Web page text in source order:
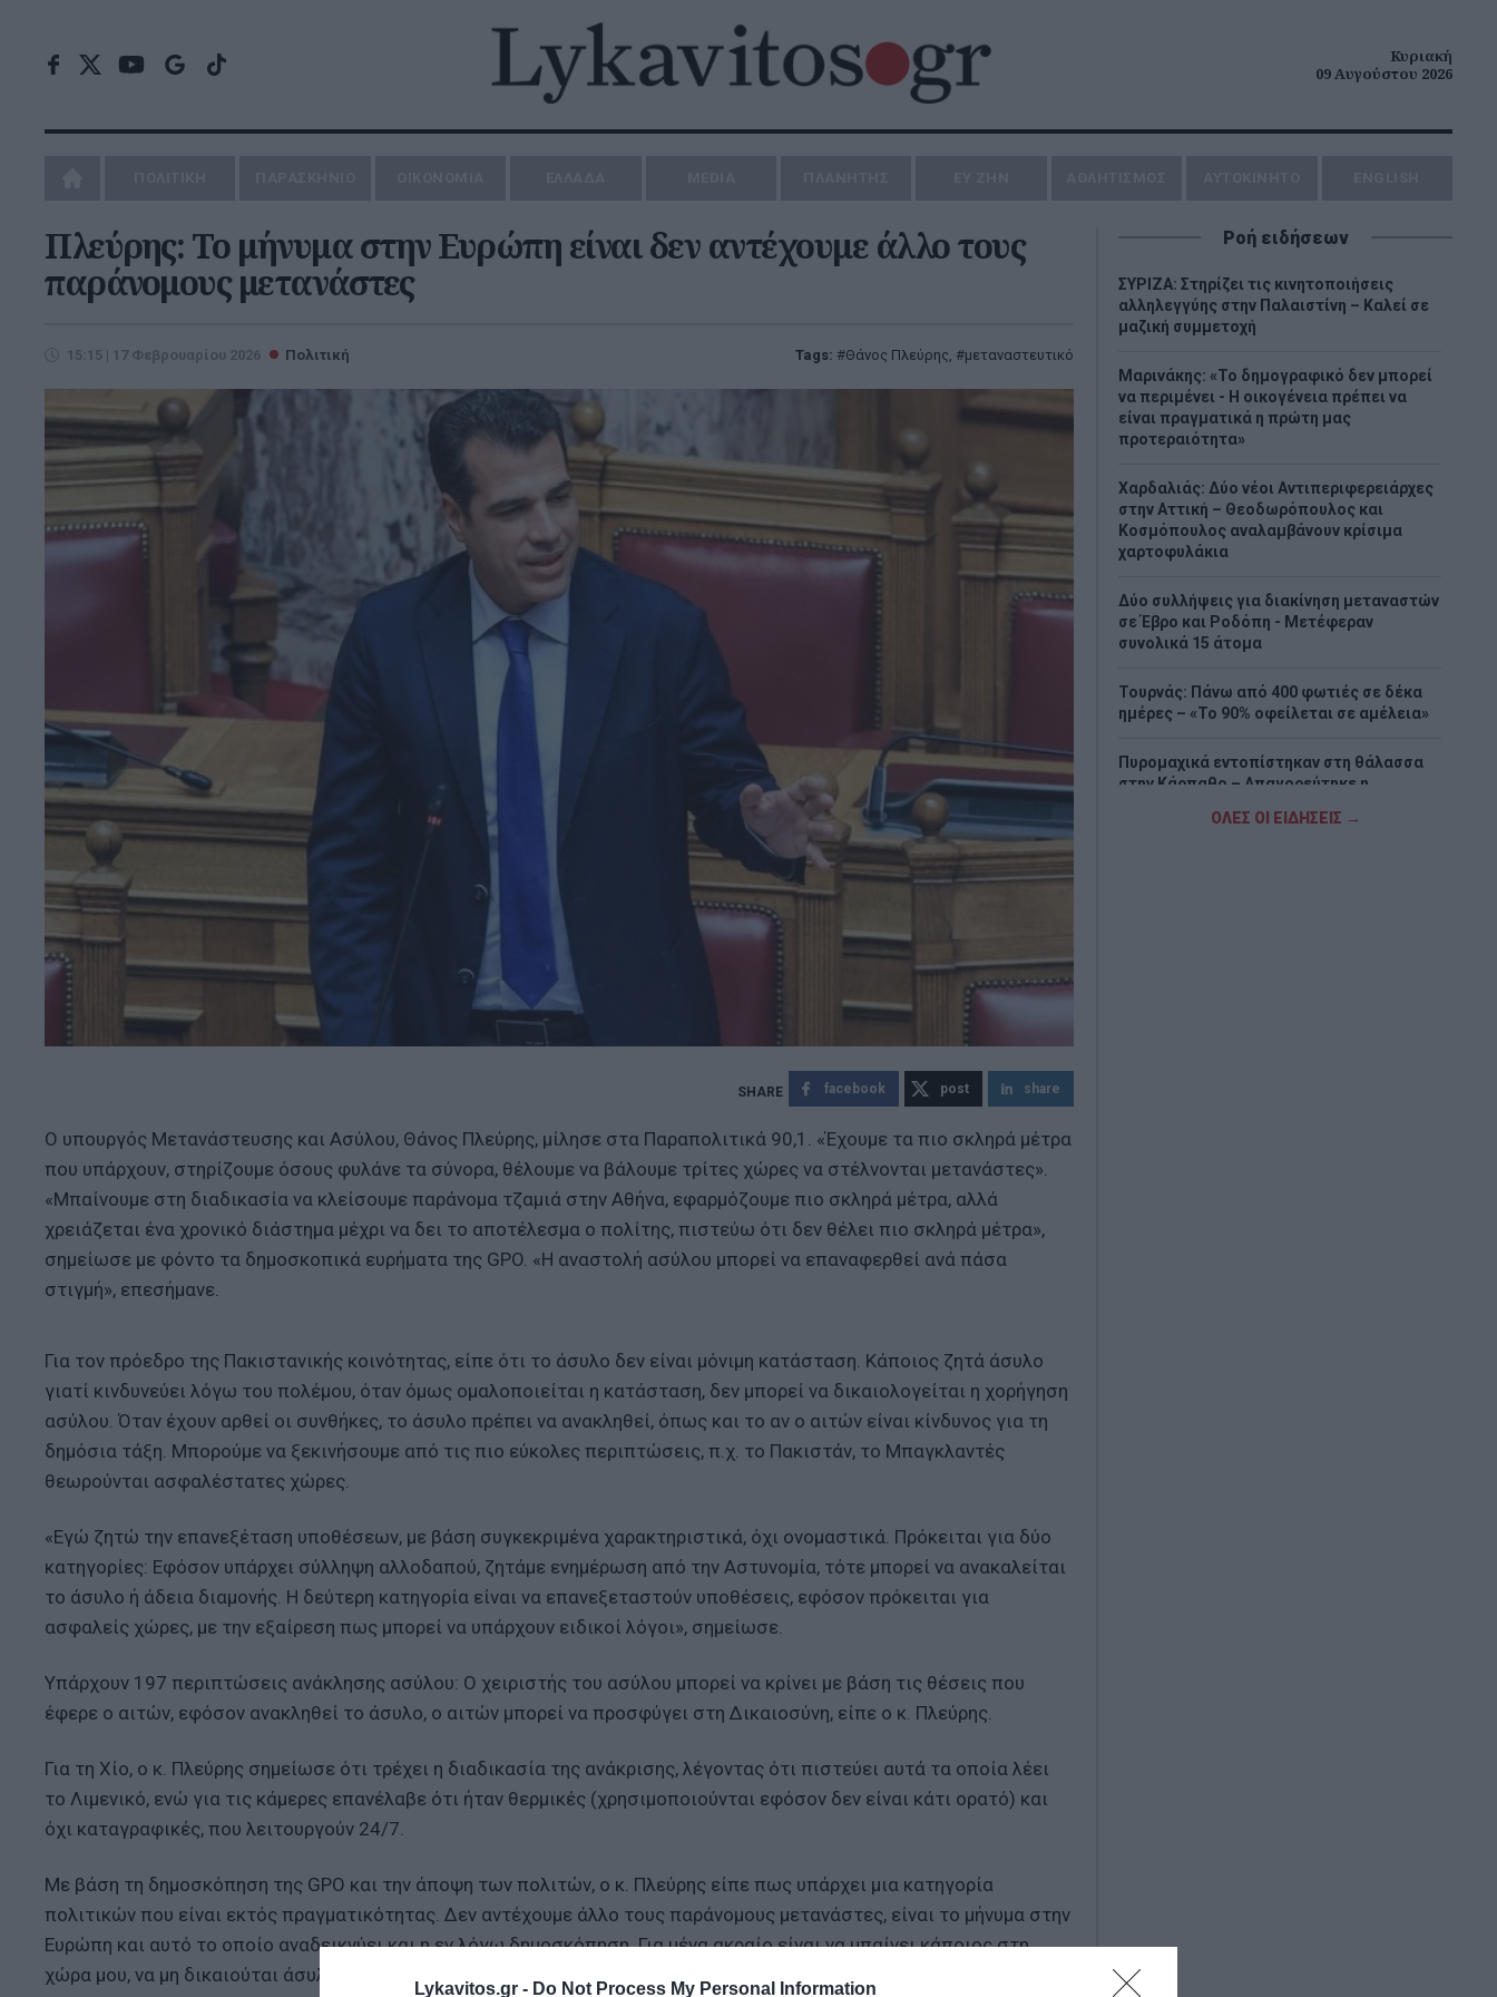
Lykavitos.gr - Do Not Process My Personal Information
Κυριακή
09 Αυγούστου 2026
Πλεύρης: Το μήνυμα στην Ευρώπη είναι δεν αντέχουμε άλλο τους
παράνομους μετανάστες
15:15 | 17 Φεβρουαρίου 2026 Πολιτική Tags: Θάνος Πλεύρης, μεταναστευτικό
facebook post share
Ο υπουργός Μετανάστευσης και Ασύλου, Θάνος Πλεύρης, μίλησε στα Παραπολιτικά 90,1. «Έχουμε τα πιο σκληρά μέτρα
που υπάρχουν, στηρίζουμε όσους φυλάνε τα σύνορα, θέλουμε να βάλουμε τρίτες χώρες να στέλνονται μετανάστες».
«Μπαίνουμε στη διαδικασία να κλείσουμε παράνομα τζαμιά στην Αθήνα, εφαρμόζουμε πιο σκληρά μέτρα, αλλά
χρειάζεται ένα χρονικό διάστημα μέχρι να δει το αποτέλεσμα ο πολίτης, πιστεύω ότι δεν θέλει πιο σκληρά μέτρα»,
σημείωσε με φόντο τα δημοσκοπικά ευρήματα της GPO. «Η αναστολή ασύλου μπορεί να επαναφερθεί ανά πάσα
στιγμή», επεσήμανε.
Για τον πρόεδρο της Πακιστανικής κοινότητας, είπε ότι το άσυλο δεν είναι μόνιμη κατάσταση. Κάποιος ζητά άσυλο
γιατί κινδυνεύει λόγω του πολέμου, όταν όμως ομαλοποιείται η κατάσταση, δεν μπορεί να δικαιολογείται η χορήγηση
ασύλου. Όταν έχουν αρθεί οι συνθήκες, το άσυλο πρέπει να ανακληθεί, όπως και το αν ο αιτών είναι κίνδυνος για τη
δημόσια τάξη. Μπορούμε να ξεκινήσουμε από τις πιο εύκολες περιπτώσεις, π.χ. το Πακιστάν, το Μπαγκλαντές
θεωρούνται ασφαλέστατες χώρες.
«Εγώ ζητώ την επανεξέταση υποθέσεων, με βάση συγκεκριμένα χαρακτηριστικά, όχι ονομαστικά. Πρόκειται για δύο
κατηγορίες: Εφόσον υπάρχει σύλληψη αλλοδαπού, ζητάμε ενημέρωση από την Αστυνομία, τότε μπορεί να ανακαλείται
το άσυλο ή άδεια διαμονής. Η δεύτερη κατηγορία είναι να επανεξεταστούν υποθέσεις, εφόσον πρόκειται για
ασφαλείς χώρες, με την εξαίρεση πως μπορεί να υπάρχουν ειδικοί λόγοι», σημείωσε.
Υπάρχουν 197 περιπτώσεις ανάκλησης ασύλου: Ο χειριστής του ασύλου μπορεί να κρίνει με βάση τις θέσεις που
έφερε ο αιτών, εφόσον ανακληθεί το άσυλο, ο αιτών μπορεί να προσφύγει στη Δικαιοσύνη, είπε ο κ. Πλεύρης.
Για τη Χίο, ο κ. Πλεύρης σημείωσε ότι τρέχει η διαδικασία της ανάκρισης, λέγοντας ότι πιστεύει αυτά τα οποία λέει
το Λιμενικό, ενώ για τις κάμερες επανέλαβε ότι ήταν θερμικές (χρησιμοποιούνται εφόσον δεν είναι κάτι ορατό) και
όχι καταγραφικές, που λειτουργούν 24/7.
Με βάση τη δημοσκόπηση της GPO και την άποψη των πολιτών, ο κ. Πλεύρης είπε πως υπάρχει μια κατηγορία
πολιτικών που είναι εκτός πραγματικότητας. Δεν αντέχουμε άλλο τους παράνομους μετανάστες, είναι το μήνυμα στην
Ευρώπη και αυτό το οποίο αναδεικνύει και η εν λόγω δημοσκόπηση. Για μένα ακραίο είναι να μπαίνει κάποιος στη
χώρα μου, να μη δικαιούται άσυλο και να θέλει με το ζόρι να μείνει, δεν είναι ακραίο η χώρα να προστατευτεί. Ακραίο
Ροή ειδήσεων
ΣΥΡΙΖΑ: Στηρίζει τις κινητοποιήσεις
αλληλεγγύης στην Παλαιστίνη – Καλεί σε
μαζική συμμετοχή
Μαρινάκης: «Το δημογραφικό δεν μπορεί
να περιμένει - Η οικογένεια πρέπει να
είναι πραγματικά η πρώτη μας
προτεραιότητα»
Χαρδαλιάς: Δύο νέοι Αντιπεριφερειάρχες
στην Αττική – Θεοδωρόπουλος και
Κοσμόπουλος αναλαμβάνουν κρίσιμα
χαρτοφυλάκια
Δύο συλλήψεις για διακίνηση μεταναστών
σε Έβρο και Ροδόπη - Μετέφεραν
συνολικά 15 άτομα
Τουρνάς: Πάνω από 400 φωτιές σε δέκα
ημέρες – «Το 90% οφείλεται σε αμέλεια»
Πυρομαχικά εντοπίστηκαν στη θάλασσα
στην Κάρπαθο – Απαγορεύτηκε η
ΟΛΕΣ ΟΙ ΕΙΔΗΣΕΙΣ →